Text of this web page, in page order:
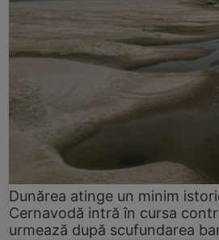
Dunărea atinge un minim
Cernavodă intră în cursa
urmează după scufundarea